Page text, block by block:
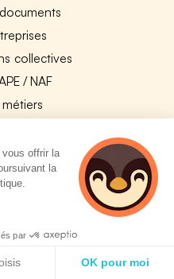
collectives
/ NAF
année
par secteur
soins
offrir la
la
par
OK pour moi
2 personnes
consultent
actuellement cette